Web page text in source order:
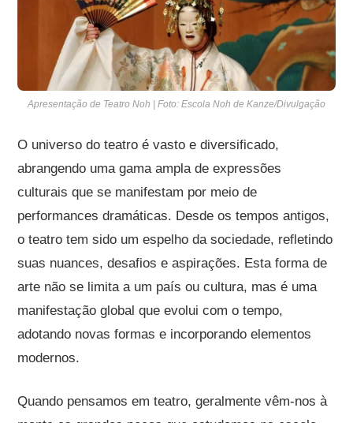
Apresentação de Teatro Noh | Foto: Escola Noh de Kanze/Divulgação
O universo do teatro é vasto e diversificado,
abrangendo uma gama ampla de expressões
culturais que se manifestam por meio de
performances dramáticas. Desde os tempos antigos,
o teatro tem sido um espelho da sociedade, refletindo
suas nuances, desafios e aspirações. Esta forma de
arte não se limita a um país ou cultura, mas é uma
manifestação global que evolui com o tempo,
adotando novas formas e incorporando elementos
modernos.
Quando pensamos em teatro, geralmente vêm-nos à